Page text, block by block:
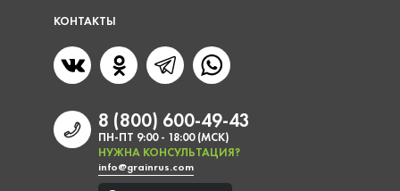
КОНТАКТЫ
8 (800) 600-49-43
ПН-ПТ 9:00 - 18:00 (МСК)
НУЖНА КОНСУЛЬТАЦИЯ?
info@grainrus.com